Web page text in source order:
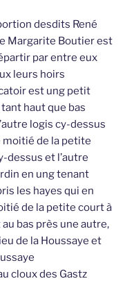
desdits René
Margarite Boutier est
par entre eux
leurs hoirs
est ung petit
haut que bas
logis cy-dessus
moitié de la petite
dessus et l’autre
en ung tenant
les hayes qui en
de la petite court à
bas près une autre,
de la Houssaye et
cloux des Gastz